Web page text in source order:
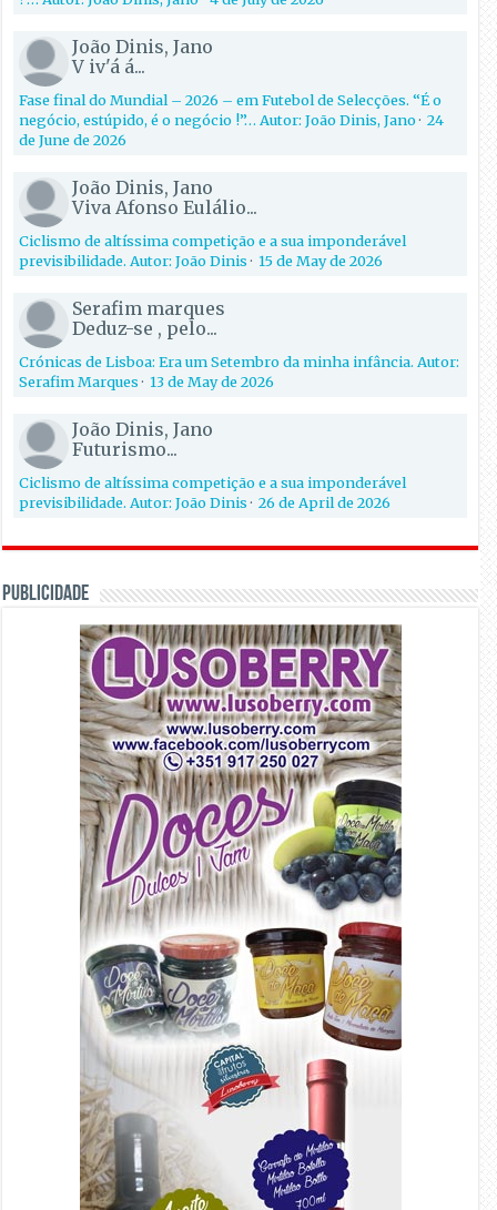
João Dinis, Jano
V iv'á á...
Fase final do Mundial – 2026 – em Futebol de Selecções. “É o
negócio, estúpido, é o negócio !”… Autor: João Dinis, Jano·24
de June de 2026
João Dinis, Jano
Viva Afonso Eulálio...
Ciclismo de altíssima competição e a sua imponderável
previsibilidade. Autor: João Dinis·15 de May de 2026
Serafim marques
Deduz-se , pelo...
Crónicas de Lisboa: Era um Setembro da minha infância. Autor:
Serafim Marques·13 de May de 2026
João Dinis, Jano
Futurismo...
Ciclismo de altíssima competição e a sua imponderável
previsibilidade. Autor: João Dinis·26 de April de 2026
PUBLICIDADE